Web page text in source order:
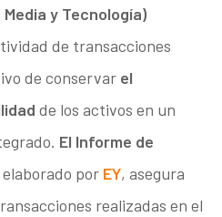
y Tecnología)
de transacciones
de conservar el
de los activos en un
El Informe de
elaborado por EY, asegura
realizadas en el